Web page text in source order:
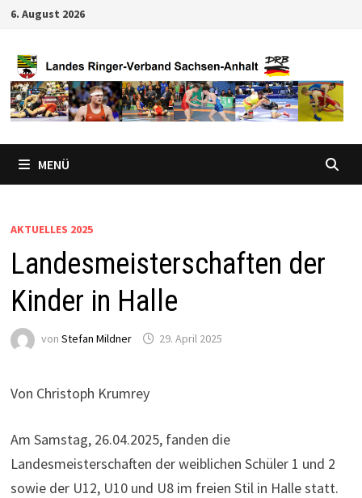
Zum
springen
6. August 2026
MENÜ
AKTUELLES 2025
Landesmeisterschaften der
Kinder in Halle
von Stefan Mildner 29. April 2025
Von Christoph Krumrey
Am Samstag, 26.04.2025, fanden die
Landesmeisterschaften der weiblichen Schüler 1 und 2
sowie der U12, U10 und U8 im freien Stil in Halle statt.